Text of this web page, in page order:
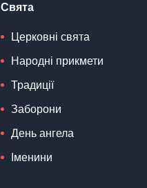
Свята
Церковні свята
Народні прикмети
Традиції
Заборони
День ангела
Іменини